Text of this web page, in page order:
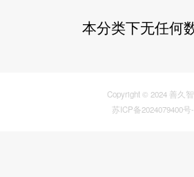
本分类下无任何
Copyright © 2024 善久
苏ICP备2024079400号